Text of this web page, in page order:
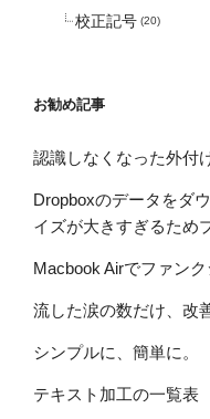
校正記号 (20)
お勧め記事
認識しなくなった外付
Dropboxのデータをダ
イズが大きすぎるため
Macbook Airでファン
流した涙の数だけ、改
シンプルに、簡単に。
テキスト加工の一覧表